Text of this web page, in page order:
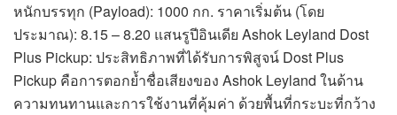
หนักบรรทุก (Payload): 1000 กก. ราคาเริ่มต้น (โดย
ประมาณ): 8.15 – 8.20 แสนรูปีอินเดีย Ashok Leyland Dost
Plus Pickup: ประสิทธิภาพที่ได้รับการพิสูจน์ Dost Plus
Pickup คือการตอกย้ำชื่อเสียงของ Ashok Leyland ในด้าน
ความทนทานและการใช้งานที่คุ้มค่า ด้วยพื้นที่กระบะที่กว้าง